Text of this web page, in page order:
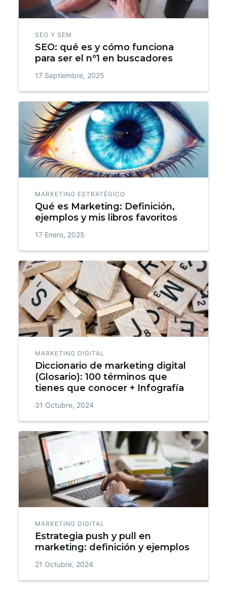
SEO Y SEM
SEO: qué es y cómo funciona
para ser el nº1 en buscadores
17 Septiembre, 2025
MARKETING ESTRATÉGICO
Qué es Marketing: Definición,
ejemplos y mis libros favoritos
17 Enero, 2025
MARKETING DIGITAL
Diccionario de marketing digital
(Glosario): 100 términos que
tienes que conocer + Infografía
31 Octubre, 2024
MARKETING DIGITAL
Estrategia push y pull en
marketing: definición y ejemplos
21 Octubre, 2024